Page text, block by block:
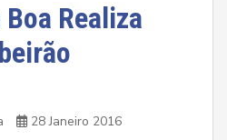
Realiza
28 Janeiro 2016